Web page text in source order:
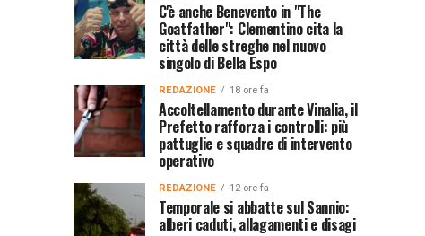
C'è anche Benevento in "The
Goatfather": Clementino cita la
città delle streghe nel nuovo
singolo di Bella Espo
REDAZIONE 18 ore fa
Accoltellamento durante Vinalia, il
Prefetto rafforza i controlli: più
pattuglie e squadre di intervento
operativo
REDAZIONE 12 ore fa
Temporale si abbatte sul Sannio:
alberi caduti, allagamenti e disagi